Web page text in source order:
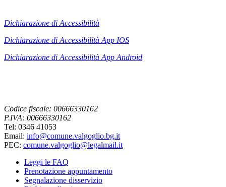
Dichiarazione di Accessibilità
Dichiarazione di Accessibilità App IOS
Dichiarazione di Accessibilità App Android
Codice fiscale: 00666330162
P.IVA: 00666330162
Tel: 0346 41053
Email: info@comune.valgoglio.bg.it
PEC: comune.valgoglio@legalmail.it
Leggi le FAQ
Prenotazione appuntamento
Segnalazione disservizio